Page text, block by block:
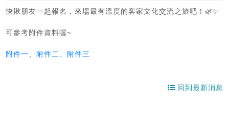
快揪朋友一起報名，來場最有溫度的客家文化交流之旅吧！ 🌿✨
可參考附件資料喔~
附件一 、附件二 、附件三
回到最新消息